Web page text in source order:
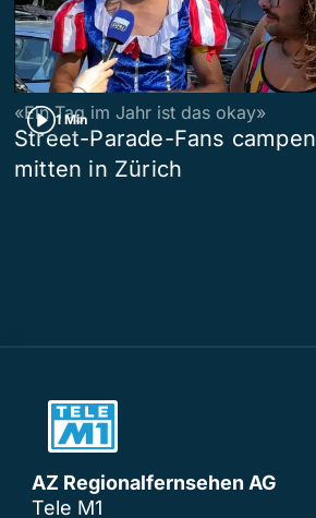
1 Min
«Ein Tag im Jahr ist das okay»
Street-Parade-Fans campen
mitten in Zürich
AZ Regionalfernsehen AG
Tele M1